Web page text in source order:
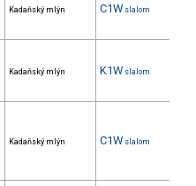
Kadaňský mlýn C1W slalom
Kadaňský mlýn K1W slalom
Kadaňský mlýn C1W slalom